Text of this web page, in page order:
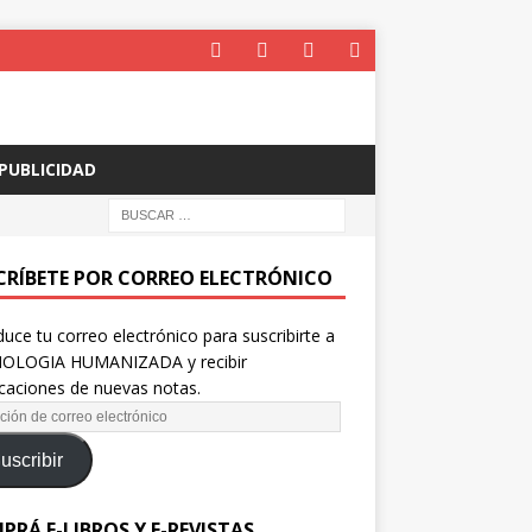
PUBLICIDAD
POR CORREO ELECTRÓNICO
tu correo electrónico para suscribirte a
HUMANIZADA y recibir
de nuevas notas.